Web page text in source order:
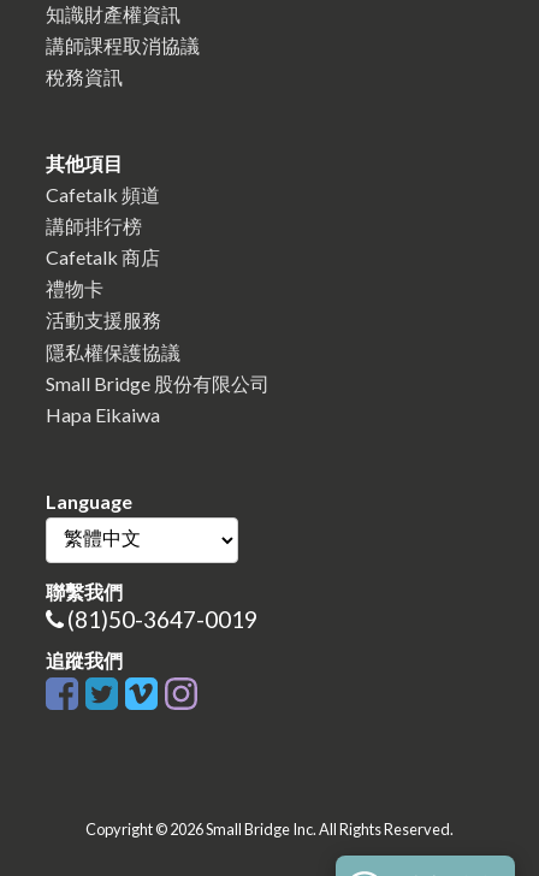
知識財產權資訊
講師課程取消協議
稅務資訊
其他項目
Cafetalk 頻道
講師排行榜
Cafetalk 商店
禮物卡
活動支援服務
隱私權保護協議
Small Bridge 股份有限公司
Hapa Eikaiwa
Language
聯繫我們
(81)50-3647-0019
追蹤我們
Copyright © 2026 Small Bridge Inc. All Rights Reserved.